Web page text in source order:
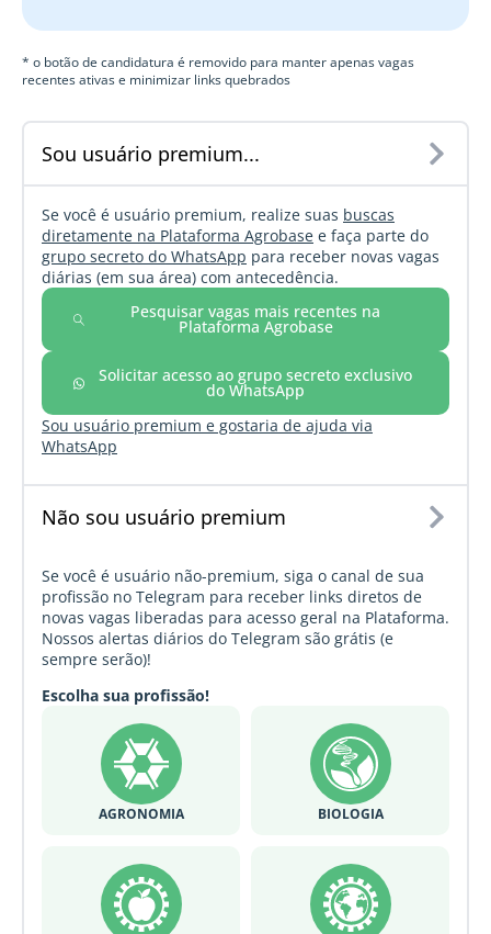
* o botão de candidatura é removido para manter apenas vagas
recentes ativas e minimizar links quebrados
Sou usuário premium...
Se você é usuário premium, realize suas buscas
diretamente na Plataforma Agrobase e faça parte do
grupo secreto do WhatsApp para receber novas vagas
diárias (em sua área) com antecedência.
Pesquisar vagas mais recentes na
Plataforma Agrobase
Solicitar acesso ao grupo secreto exclusivo
do WhatsApp
Sou usuário premium e gostaria de ajuda via
WhatsApp
Não sou usuário premium
Se você é usuário não-premium, siga o canal de sua
profissão no Telegram para receber links diretos de
novas vagas liberadas para acesso geral na Plataforma.
Nossos alertas diários do Telegram são grátis (e
sempre serão)!
Escolha sua profissão!
AGRONOMIA BIOLOGIA